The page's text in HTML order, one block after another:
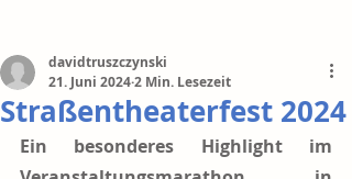
Straßentheaterfest 2024
davidtruszczynski
21. Juni 20242 Min. Lesezeit
Ein besonderes Highlight im